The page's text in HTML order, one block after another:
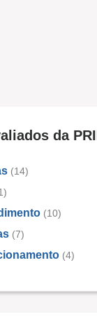
da
(14)
(10)
(7)
(4)